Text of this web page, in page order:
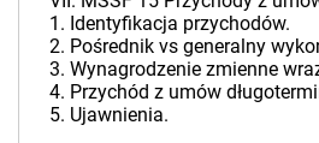
1. Identyfikacja przychodów.
2. Pośrednik vs generalny
3. Wynagrodzenie zmienne
4. Przychód z umów
5. Ujawnienia.